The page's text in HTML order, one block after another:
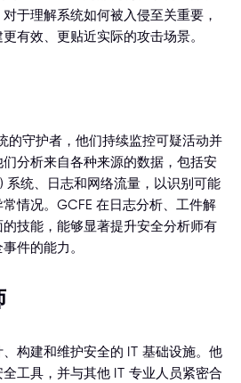
于理解系统如何被入侵至关重要，
有效、更贴近实际的攻击场景。
的守护者，他们持续监控可疑活动并
分析来自各种来源的数据，包括安
系统、日志和网络流量，以识别可能
情况。GCFE 在日志分析、工件解
技能，能够显著提升安全分析师有
件的能力。
构建和维护安全的 IT 基础设施。他
工具，并与其他 IT 专业人员紧密合